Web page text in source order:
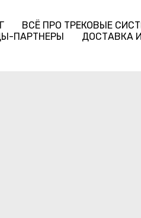
ВСЁ ПРО ТРЕКОВЫЕ
ПАРТНЕРЫ
ДОСТАВКА